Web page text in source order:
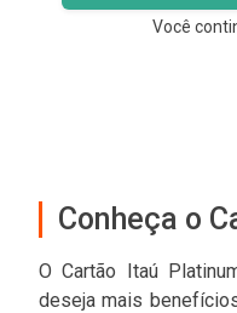
Você
Conheça o
O Cartão Itaú
deseja mais